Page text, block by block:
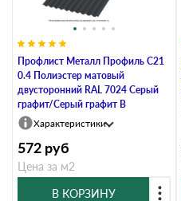
Профлист Металл Профиль C21
0.4 Полиэстер матовый
двусторонний RAL 7024 Серый
графит/Серый графит B
Характеристики
572 руб
Цена за м2
В КОРЗИНУ